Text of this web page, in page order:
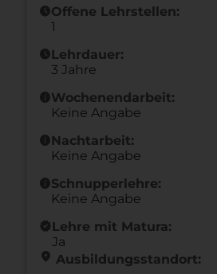
scheduleOffene Lehrstellen:
1
scheduleLehrdauer:
3 Jahre
infoWochenendarbeit:
Keine Angabe
infoNachtarbeit:
Keine Angabe
infoSchnupperlehre:
Keine Angabe
new_releasesLehre mit Matura:
Ja
location_on Ausbildungsstandort: